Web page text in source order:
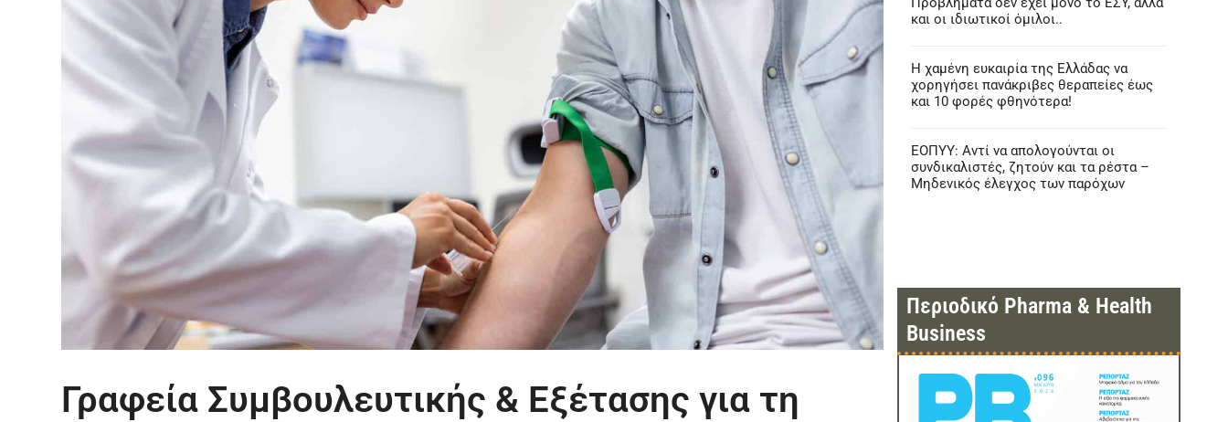
Γραφεία Συμβουλευτικής & Εξέτασης για τη
και οι ιδιωτικοί όμιλοι..
Η χαμένη ευκαιρία της Ελλάδας να
χορηγήσει πανάκριβες θεραπείες έως
και 10 φορές φθηνότερα!
ΕΟΠΥΥ: Αντί να απολογούνται οι
συνδικαλιστές, ζητούν και τα ρέστα –
Μηδενικός έλεγχος των παρόχων
Περιοδικό Pharma & Health
Business